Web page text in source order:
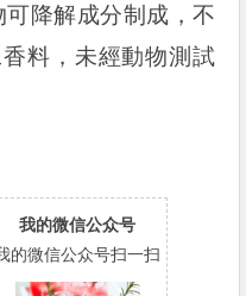
降解成分制成，不
料，未經動物測試
我的微信公众号
的微信公众号扫一扫